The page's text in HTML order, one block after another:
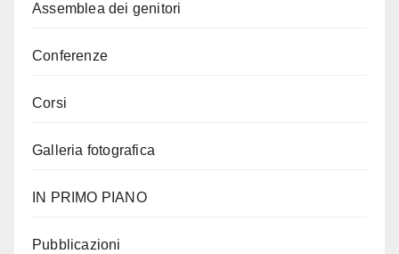
Assemblea dei genitori
Conferenze
Corsi
Galleria fotografica
IN PRIMO PIANO
Pubblicazioni